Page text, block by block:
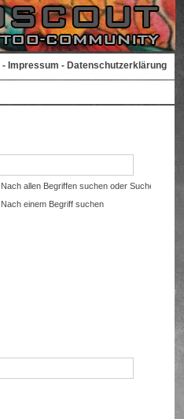
- Impressum - Datenschutzerklärung
Nach allen Begriffen suchen oder Suche wie
Nach einem Begriff suchen